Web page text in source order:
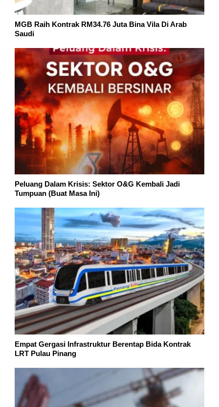
MGB Raih Kontrak RM34.76 Juta Bina Vila Di Arab
Saudi
Peluang Dalam Krisis: Sektor O&G Kembali Jadi
Tumpuan (Buat Masa Ini)
Empat Gergasi Infrastruktur Berentap Bida Kontrak
LRT Pulau Pinang